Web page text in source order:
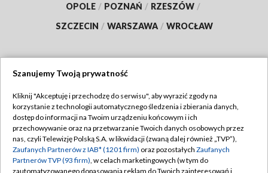
OPOLE / POZNAŃ / RZESZÓW /
SZCZECIN / WARSZAWA / WROCŁAW
TVP
Abonament TVP
Emisja w TVP
Centrum informacji TVP
Regulamin TVP
Polityka prywatności
Moje zgody
Szanujemy Twoją prywatność
Kliknij "Akceptuję i przechodzę do serwisu", aby wyrazić zgody na
korzystanie z technologii automatycznego śledzenia i zbierania danych,
dostęp do informacji na Twoim urządzeniu końcowym i ich
przechowywanie oraz na przetwarzanie Twoich danych osobowych przez
nas, czyli Telewizję Polską S.A. w likwidacji (zwaną dalej również „TVP”),
Zaufanych Partnerów z IAB* (1201 firm) oraz pozostałych Zaufanych
Partnerów TVP (93 firm), w celach marketingowych (w tym do
zautomatyzowanego dopasowania reklam do Twoich zainteresowań i